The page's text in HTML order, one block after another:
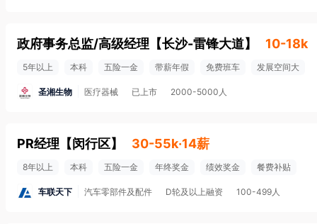
政府事务总监/高级经理 【长沙-雷锋大道】 10-18k
5年以上 本科 五险一金 带薪年假 免费班车 发展空间大
圣湘生物 医疗器械 已上市 2000-5000人
PR经理 【闵行区】 30-55k·14薪
8年以上 本科 五险一金 年终奖金 绩效奖金 餐费补贴
车联天下 汽车零部件及配件 D轮及以上融资 100-499人